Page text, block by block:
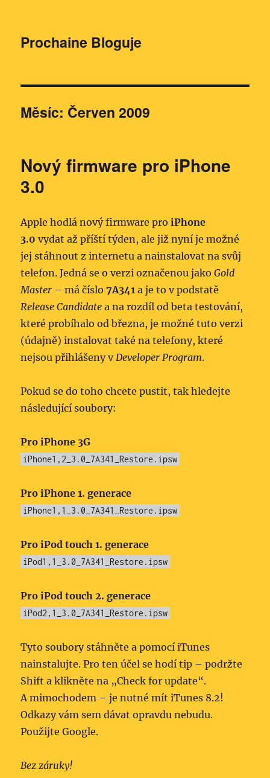
Prochaine Bloguje
Měsíc: Červen 2009
Nový firmware pro iPhone
3.0
Apple hodlá nový firmware proiPhone
3.0 vydat až příští týden, ale již nyní je možné
jej stáhnout z internetu a nainstalovat na svůj
telefon. Jedná se o verzi označenou jakoGold
Master – má číslo7A341 a je to v podstatě
Release Candidate a na rozdíl od beta testování,
které probíhalo od března, je možné tuto verzi
(údajně) instalovat také na telefony, které
nejsou přihlášeny vDeveloper Program.
Pokud se do toho chcete pustit, tak hledejte
následující soubory:
Pro iPhone 3G
iPhone1,2_3.0_7A341_Res­tore.ipsw
Pro iPhone 1. generace
iPhone1,1_3.0_7A341_Res­tore.ipsw
Pro iPod touch 1. generace
iPod1,1_3.0_7A341_Res­tore.ipsw
Pro iPod touch 2. generace
iPod2,1_3.0_7A341_Res­tore.ipsw
Tyto soubory stáhněte a pomocí iTunes
nainstalujte. Pro ten účel se hodí tip – podržte
Shift a klikněte na „Check for update“.
A mimochodem – je nutné mít iTunes 8.2!
Odkazy vám sem dávat opravdu nebudu.
Použijte Google.
Bez záruky!